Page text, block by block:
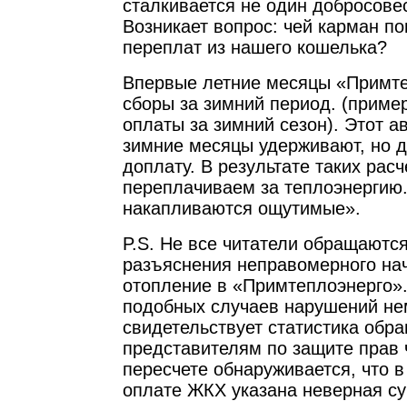
сталкивается не один
Возникает вопрос: чей карман
переплат из нашего кошелька?
Впервые летние месяцы
сборы за зимний период.
оплаты за зимний сезон). Этот
зимние месяцы удерживают, но
доплату. В результате таких
переплачиваем за
накапливаются ощутимые».
P.S. Не все читатели
разъяснения неправомерного
отопление в
подобных случаев нарушений
свидетельствует статистика
представителям по защите прав
пересчете обнаруживается, что
оплате ЖКХ указана неверная